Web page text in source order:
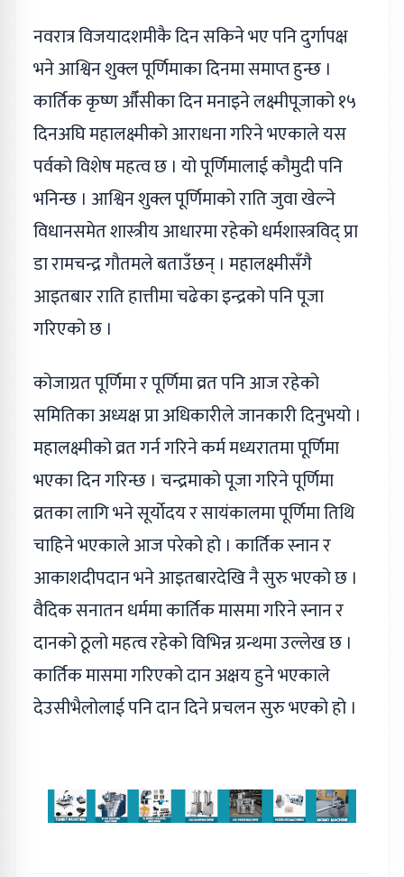
नवरात्र विजयादशमीकै दिन सकिने भए पनि दुर्गापक्ष
भने आश्विन शुक्ल पूर्णिमाका दिनमा समाप्त हुन्छ ।
कार्तिक कृष्ण औँसीका दिन मनाइने लक्ष्मीपूजाको १५
दिनअघि महालक्ष्मीको आराधना गरिने भएकाले यस
पर्वको विशेष महत्व छ । यो पूर्णिमालाई कौमुदी पनि
भनिन्छ । आश्विन शुक्ल पूर्णिमाको राति जुवा खेल्ने
विधानसमेत शास्त्रीय आधारमा रहेको धर्मशास्त्रविद् प्रा
डा रामचन्द्र गौतमले बताउँछन् । महालक्ष्मीसँगै
आइतबार राति हात्तीमा चढेका इन्द्रको पनि पूजा
गरिएको छ ।
कोजाग्रत पूर्णिमा र पूर्णिमा व्रत पनि आज रहेको
समितिका अध्यक्ष प्रा अधिकारीले जानकारी दिनुभयो ।
महालक्ष्मीको व्रत गर्न गरिने कर्म मध्यरातमा पूर्णिमा
भएका दिन गरिन्छ । चन्द्रमाको पूजा गरिने पूर्णिमा
व्रतका लागि भने सूर्योदय र सायंकालमा पूर्णिमा तिथि
चाहिने भएकाले आज परेको हो । कार्तिक स्नान र
आकाशदीपदान भने आइतबारदेखि नै सुरु भएको छ ।
वैदिक सनातन धर्ममा कार्तिक मासमा गरिने स्नान र
दानको ठूलो महत्व रहेको विभिन्न ग्रन्थमा उल्लेख छ ।
कार्तिक मासमा गरिएको दान अक्षय हुने भएकाले
देउसीभैलोलाई पनि दान दिने प्रचलन सुरु भएको हो ।